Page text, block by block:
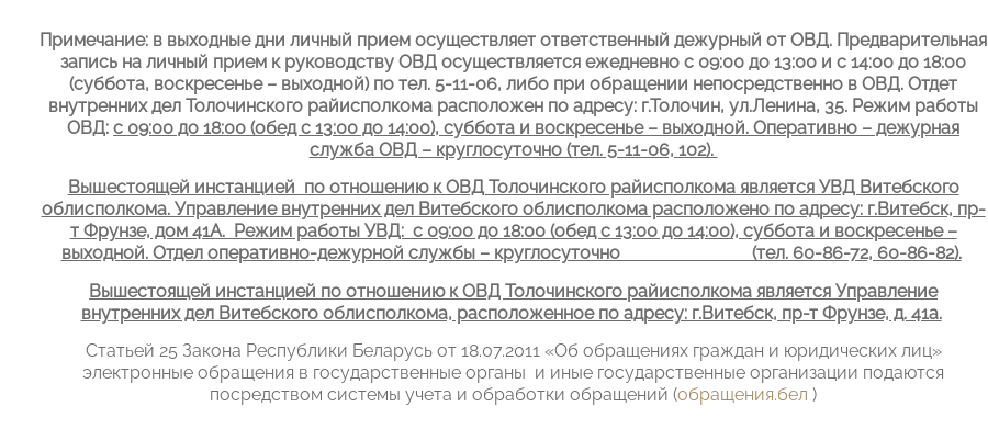
Примечание: в выходные дни личный прием осуществляет ответственный дежурный от ОВД. Предварительная
запись на личный прием к руководству ОВД осуществляется ежедневно с 09:00 до 13:00 и с 14:00 до 18:00
(суббота, воскресенье – выходной) по тел. 5-11-06, либо при обращении непосредственно в ОВД. Отдет
внутренних дел Толочинского райисполкома расположен по адресу: г.Толочин, ул.Ленина, 35. Режим работы
ОВД:с 09:00 до 18:00 (обед с 13:00 до 14:00), суббота и воскресенье – выходной. Оперативно – дежурная
служба ОВД – круглосуточно (тел. 5-11-06, 102).
Вышестоящей инстанцией по отношению к ОВД Толочинского райисполкома является УВД Витебского
облисполкома. Управление внутренних дел Витебского облисполкома расположено по адресу: г.Витебск, пр-
т Фрунзе, дом 41А. Режим работы УВД: с 09:00 до 18:00 (обед с 13:00 до 14:00), суббота и воскресенье –
выходной. Отдел оперативно-дежурной службы – круглосуточно (тел. 60-86-72, 60-86-82).
Вышестоящей инстанцией по отношению к ОВД Толочинского райисполкома является Управление
внутренних дел Витебского облисполкома, расположенное по адресу: г.Витебск, пр-т Фрунзе, д. 41а.
Статьей 25 Закона Республики Беларусь от 18.07.2011 «Об обращениях граждан и юридических лиц»
электронные обращения в государственные органы и иные государственные организации подаются
посредством системы учета и обработки обращений (обращения.бел)